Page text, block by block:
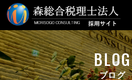
BLOG
ブログ